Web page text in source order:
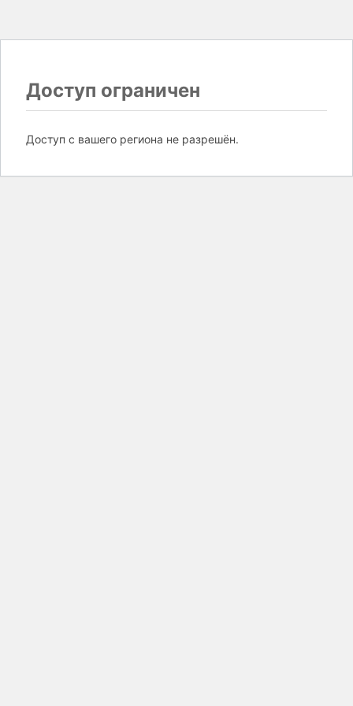
Доступ ограничен
Доступ с вашего региона не разрешён.